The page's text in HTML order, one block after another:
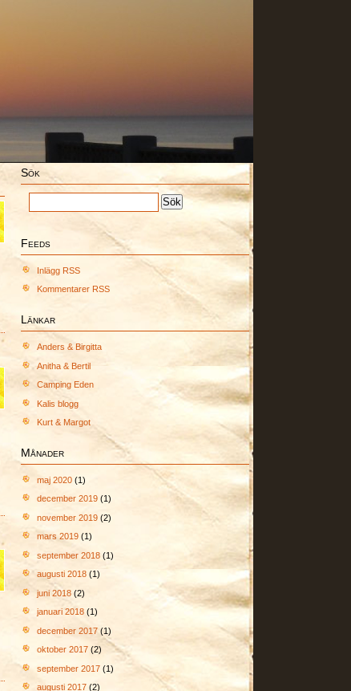
Sök
Feeds
Inlägg RSS
Kommentarer RSS
Länkar
Anders & Birgitta
Anitha & Bertil
Camping Eden
Kalis blogg
Kurt & Margot
Månader
maj 2020 (1)
december 2019 (1)
november 2019 (2)
mars 2019 (1)
september 2018 (1)
augusti 2018 (1)
juni 2018 (2)
januari 2018 (1)
december 2017 (1)
oktober 2017 (2)
september 2017 (1)
augusti 2017 (2)